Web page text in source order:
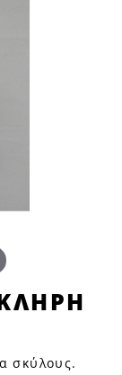
σκύλους.